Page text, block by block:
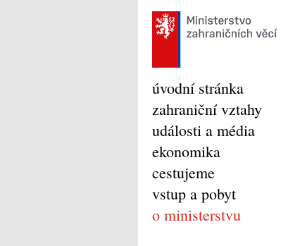
úvodní stránka
zahraniční vztahy
události a média
ekonomika
cestujeme
vstup a pobyt
o ministerstvu